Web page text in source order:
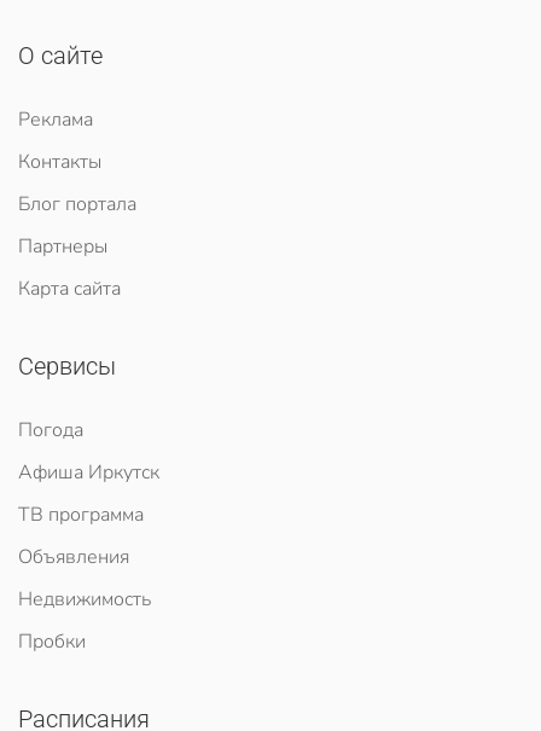
О сайте
Реклама
Контакты
Блог портала
Партнеры
Карта сайта
Сервисы
Погода
Афиша Иркутск
ТВ программа
Объявления
Недвижимость
Пробки
Расписания